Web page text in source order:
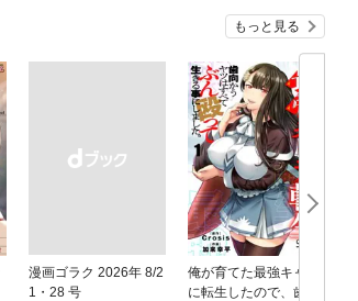
もっと見る
漫画ゴラク 2026年 8/2
1・28 号
俺が育てた最強キャラ
に転生したので、歯向